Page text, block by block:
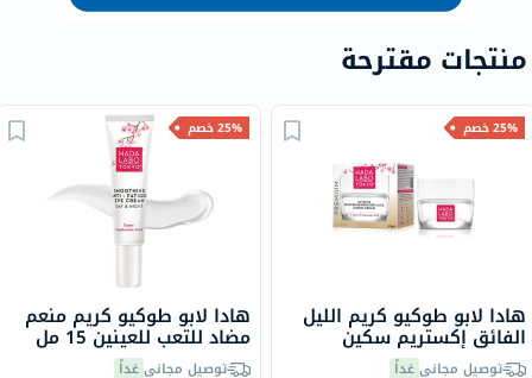
منتجات مقترحة
25% خصم
هادا لابو طوكيو كريم الليل
الفائق إكستريم سكين
ريجنيريتور ٥٠ مل
توصيل مجانيغداً
25% خصم
هادا لابو طوكيو كريم منعم
مضاد للتعب للعينين 15 مل
توصيل مجانيغداً